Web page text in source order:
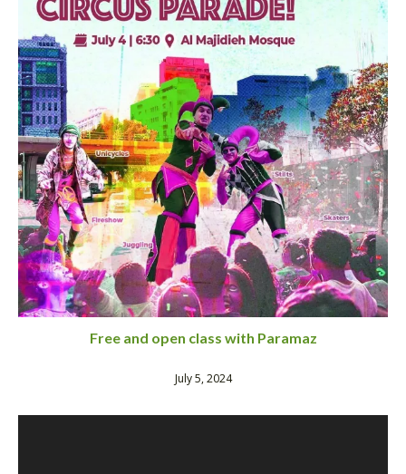
Free and open class with Paramaz
July 5, 2024